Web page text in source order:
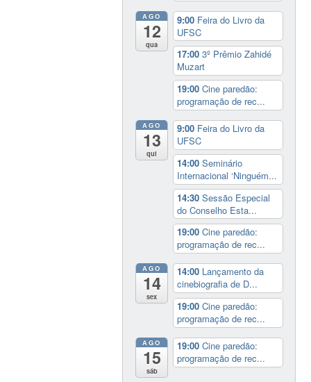
AGO
12
qua
9:00 Feira do Livro da
UFSC
17:003º Prêmio Zahidé
Muzart
19:00Cine paredão:
programação de rec...
AGO
13
qui
9:00 Feira do Livro da
UFSC
14:00Seminário
Internacional ‘Ninguém...
14:30Sessão Especial
do Conselho Esta...
19:00Cine paredão:
programação de rec...
AGO
14
sex
14:00 Lançamento da
cinebiografia de D...
19:00Cine paredão:
programação de rec...
AGO
15
sáb
19:00Cine paredão:
programação de rec...